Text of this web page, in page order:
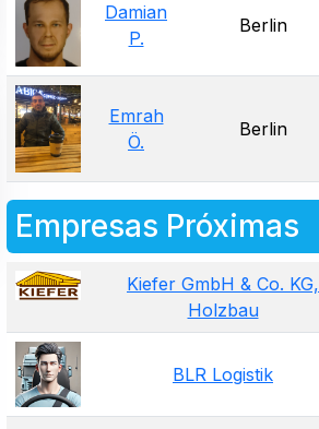
Damian
P.
Berlin
Emrah
Ö.
Berlin
Empresas Próximas
Kiefer GmbH & Co. KG,
Holzbau
BLR Logistik